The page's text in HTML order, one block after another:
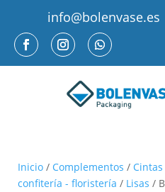
info@bolenvase.es
Inicio / Complementos /
confitería - floristería / Lisas /